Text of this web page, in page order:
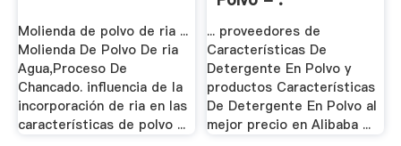
Molienda de polvo de ria ...
Molienda De Polvo De ria
Agua,Proceso De
Chancado. influencia de la
incorporación de ria en las
características de polvo ...
... proveedores de
Características De
Detergente En Polvo y
productos Características
De Detergente En Polvo al
mejor precio en Alibaba ...